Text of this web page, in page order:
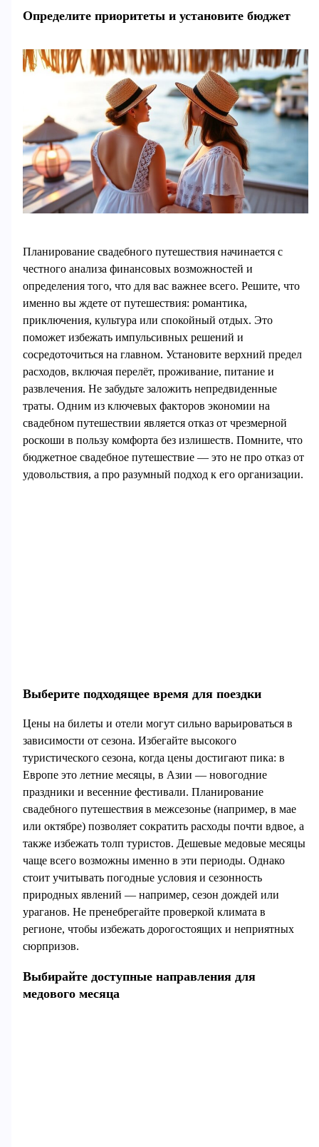
Определите приоритеты и установите бюджет
Планирование свадебного путешествия начинается с
честного анализа финансовых возможностей и
определения того, что для вас важнее всего. Решите, что
именно вы ждете от путешествия: романтика,
приключения, культура или спокойный отдых. Это
поможет избежать импульсивных решений и
сосредоточиться на главном. Установите верхний предел
расходов, включая перелёт, проживание, питание и
развлечения. Не забудьте заложить непредвиденные
траты. Одним из ключевых факторов экономии на
свадебном путешествии является отказ от чрезмерной
роскоши в пользу комфорта без излишеств. Помните, что
бюджетное свадебное путешествие — это не про отказ от
удовольствия, а про разумный подход к его организации.
Выберите подходящее время для поездки
Цены на билеты и отели могут сильно варьироваться в
зависимости от сезона. Избегайте высокого
туристического сезона, когда цены достигают пика: в
Европе это летние месяцы, в Азии — новогодние
праздники и весенние фестивали. Планирование
свадебного путешествия в межсезонье (например, в мае
или октябре) позволяет сократить расходы почти вдвое, а
также избежать толп туристов. Дешевые медовые месяцы
чаще всего возможны именно в эти периоды. Однако
стоит учитывать погодные условия и сезонность
природных явлений — например, сезон дождей или
ураганов. Не пренебрегайте проверкой климата в
регионе, чтобы избежать дорогостоящих и неприятных
сюрпризов.
Выбирайте доступные направления для
медового месяца